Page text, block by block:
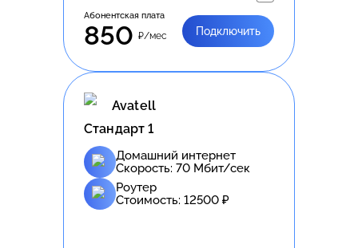
Абонентская плата
850 ₽/мес Подключить
Avatell
Стандарт 1
Домашний интернет
Скорость: 70 Мбит/сек
Роутер
Стоимость: 12500 ₽